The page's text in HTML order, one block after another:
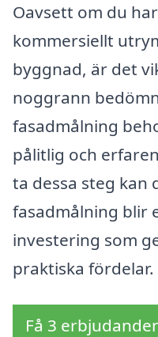
Oavsett om du
kommersiellt
byggnad, är det
noggrann
fasadmålning
pålitlig och
ta dessa steg kan
fasadmålning blir
investering som
praktiska fördelar.
Få 3